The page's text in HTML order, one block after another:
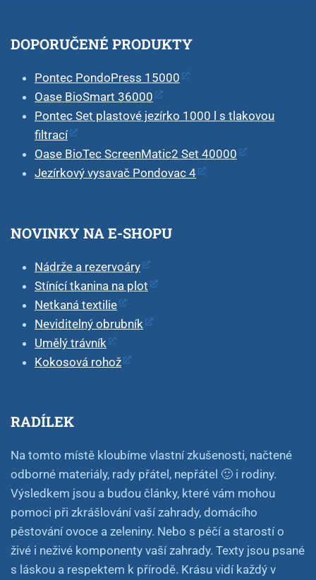
DOPORUČENÉ PRODUKTY
Pontec PondoPress 15000
Oase BioSmart 36000
Pontec Set plastové jezírko 1000 l s tlakovou
filtrací
Oase BioTec ScreenMatic2 Set 40000
Jezírkový vysavač Pondovac 4
NOVINKY NA E-SHOPU
Nádrže a rezervoáry
Stínící tkanina na plot
Netkaná textilie
Neviditelný obrubník
Umělý trávník
Kokosová rohož
RADÍLEK
Na tomto místě kloubíme vlastní zkušenosti, načtené
odborné materiály, rady přátel, nepřátel 🙂 i rodiny.
Výsledkem jsou a budou články, které vám mohou
pomoci při zkrášlování vaší zahrady, domácího
pěstování ovoce a zeleniny. Nebo s péčí a starostí o
živé i neživé komponenty vaší zahrady. Texty jsou psané
s láskou a respektem k přírodě. Krásu vidí každý v